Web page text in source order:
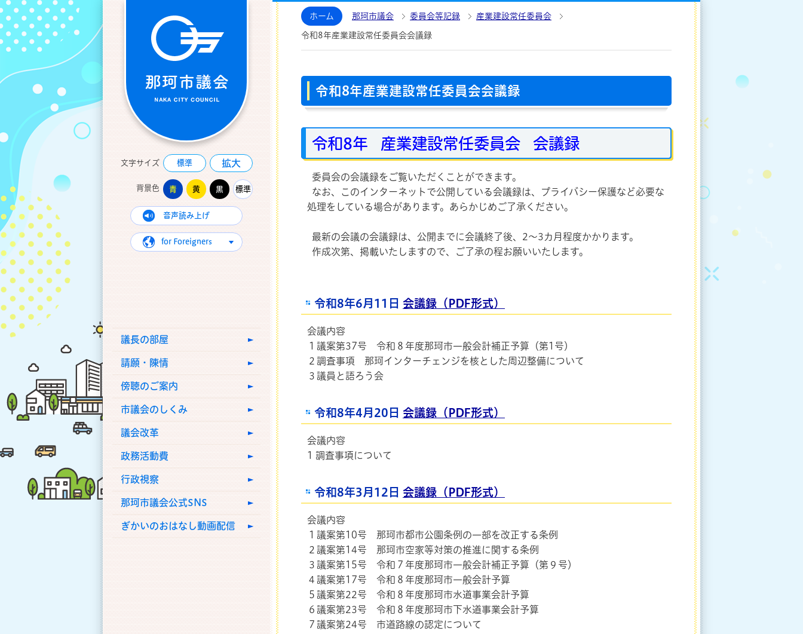
那珂市議会ホームページ
文字サイズ 標準 拡大
背景色 青 黄 黒 標準
音声読み上げ
for Foreigners
議長の部屋
請願・陳情
傍聴のご案内
市議会のしくみ
議会改革
政務活動費
行政視察
那珂市議会公式SNS
ぎかいのおはなし動画配信
ホーム 那珂市議会 委員会等記録 産業建設常任委員会
令和8年産業建設常任委員会会議録
令和8年産業建設常任委員会会議録
令和8年 産業建設常任委員会 会議録
委員会の会議録をご覧いただくことができます。
なお、このインターネットで公開している会議録は、プライバシー保護など必要な
処理をしている場合があります。あらかじめご了承ください。
最新の会議の会議録は、公開までに会議終了後、2～3カ月程度かかります。
作成次第、掲載いたしますので、ご了承の程お願いいたします。
令和8年6月11日 会議録（PDF形式）
会議内容
１議案第37号 令和８年度那珂市一般会計補正予算（第1号）
２調査事項 那珂インターチェンジを核とした周辺整備について
３議員と語ろう会
令和8年4月20日 会議録（PDF形式）
会議内容
1 調査事項について
令和8年3月12日 会議録（PDF形式）
会議内容
１議案第10号 那珂市都市公園条例の一部を改正する条例
２議案第14号 那珂市空家等対策の推進に関する条例
３議案第15号 令和７年度那珂市一般会計補正予算（第９号）
４議案第17号 令和８年度那珂市一般会計予算
５議案第22号 令和８年度那珂市水道事業会計予算
６議案第23号 令和８年度那珂市下水道事業会計予算
７議案第24号 市道路線の認定について